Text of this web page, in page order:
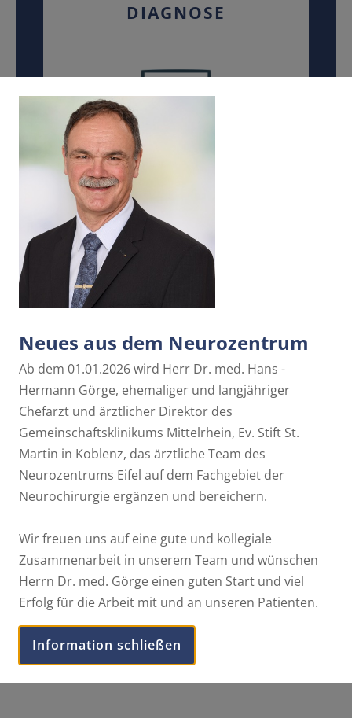
DIAGNOSE
BEHANDLUNG
Ihre Zufriedenheit und
Lebensqualität ist uns wichtig!
Die kompetente Behandlung neurochirurgischer
Wohlergehen unserer Patienten und deren
Familien stehen im Mittelpunkt unseres
Handelns!
Neues aus dem Neurozentrum
Ab dem 01.01.2026 wird Herr Dr. med. Hans -
Hermann Görge, ehemaliger und langjähriger
Chefarzt und ärztlicher Direktor des
Gemeinschaftsklinikums Mittelrhein, Ev. Stift St.
Martin in Koblenz, das ärztliche Team des
Neurozentrums Eifel auf dem Fachgebiet der
Neurochirurgie ergänzen und bereichern.
Wir freuen uns auf eine gute und kollegiale
Zusammenarbeit in unserem Team und wünschen
Herrn Dr. med. Görge einen guten Start und viel
Erfolg für die Arbeit mit und an unseren Patienten.
Information schließen